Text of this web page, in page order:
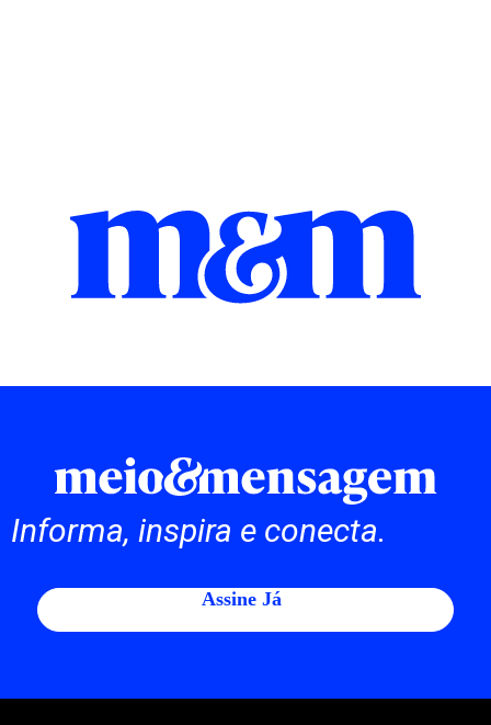
Informa, inspira e conecta.
Assine Já